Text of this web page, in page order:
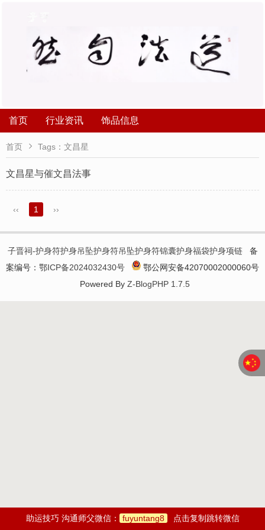
首页 行业资讯 饰品信息
首页  Tags：文昌星
文昌星与催文昌法事
‹‹ 1 ››
子晋祠-护身符护身吊坠护身符吊坠护身符锦囊护身福袋护身项链备
案编号： 鄂ICP备2024032430号
鄂公网安备42070002000060号
Powered By Z-BlogPHP 1.7.5
助运技巧 沟通师父微信： fuyuntang8 点击复制跳转微信